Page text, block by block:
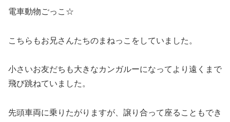
電車動物ごっこ☆
こちらもお兄さんたちのまねっこをしていました。
小さいお友だちも大きなカンガルーになってより遠くまで
飛び跳ねていました。
先頭車両に乗りたがりますが、譲り合って座ることもでき